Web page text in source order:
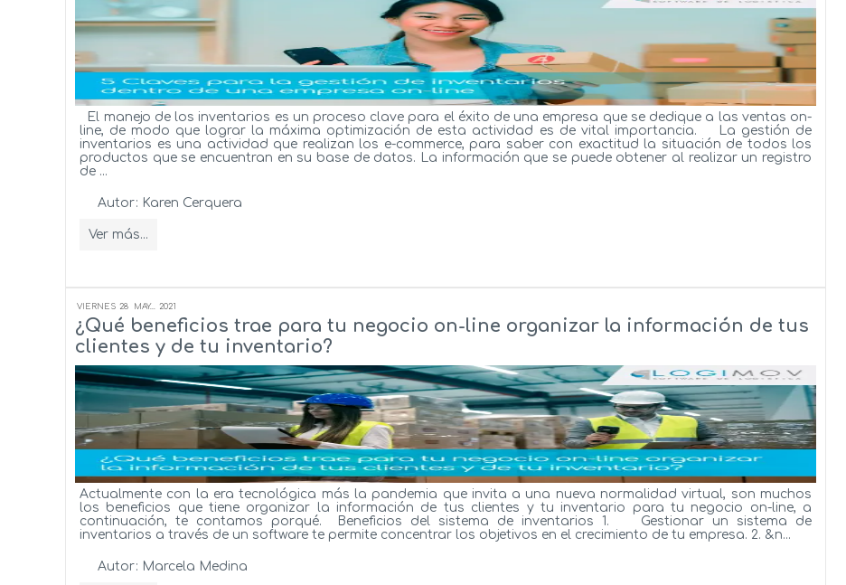
El manejo de los inventarios es un proceso clave para el éxito de una empresa que se dedique a las ventas on-
line, de modo que lograr la máxima optimización de esta actividad es de vital importancia. La gestión de
inventarios es una actividad que realizan los e-commerce, para saber con exactitud la situación de todos los
productos que se encuentran en su base de datos. La información que se puede obtener al realizar un registro
de ...
Autor: Karen Cerquera
Ver más...
VIERNES 28 MAY... 2021
¿Qué beneficios trae para tu negocio on-line organizar la información de tus
clientes y de tu inventario?
Actualmente con la era tecnológica más la pandemia que invita a una nueva normalidad virtual, son muchos
los beneficios que tiene organizar la información de tus clientes y tu inventario para tu negocio on-line, a
continuación, te contamos porqué. Beneficios del sistema de inventarios 1. Gestionar un sistema de
inventarios a través de un software te permite concentrar los objetivos en el crecimiento de tu empresa. 2. &n...
Autor: Marcela Medina